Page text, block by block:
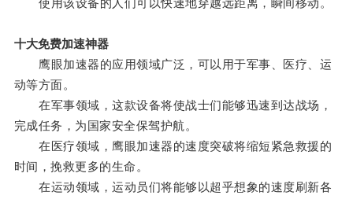
使用该设备的人们可以快速地穿越远距离，瞬间移动。
十大免费加速神器
鹰眼加速器的应用领域广泛，可以用于军事、医疗、运
动等方面。
在军事领域，这款设备将使战士们能够迅速到达战场，
完成任务，为国家安全保驾护航。
在医疗领域，鹰眼加速器的速度突破将缩短紧急救援的
时间，挽救更多的生命。
在运动领域，运动员们将能够以超乎想象的速度刷新各